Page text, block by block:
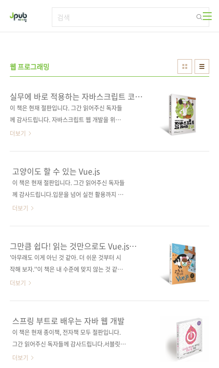
웹 프로그래밍
실무에 바로 적용하는 자바스크립트 코드
레시피 278
이 책은 현재 절판입니다. 그간 읽어주신 독자들
께 감사드립니다. 자바스크립트 웹 개발을 위한
궁극의 레시피집! 도서구매 사이트(가나다순)[교
(가나다순)[교보문고] [구글북스] [리디북스] [알
라딘] [예스이십사] [인터파크] 출판사 제이펍 원
출판사 기술평론사(技術評論社) 원서명
9784297103682) 저자명 이케다 야스노부, 카
노 타케시역자명 이춘혁 출판일 2020년 10월
170*225*29.7제 본 무선(soft cover) 정 가
34,000원 ISBN 979-11-90665-41-4
(93000) 키..
더보기
고양이도 할 수 있는 Vue.js
이 책은 현재 절판입니다. 그간 읽어주신 독자들
께 감사드립니다.입문을 넘어 실전 활용까지 이
어지는 즐거운 Vue.js 학습!배워서 남주고 싶어
디앤루니스] [알라딘] [영풍문고] [예스이십사]
[인터파크] 전자책 구매 사이트(가나다순)[교보
문고] [리디북스] [알라딘] [예스이십사] [인터파
究所)원서명 基礎から学ぶ Vue.js (원서
ISBN: 9784863542457)저자명 mio역자명 윤
리즈 (없음)판 형 크라운판 변형
(170*225*17.5)제 본 무선(soft cover)정 가
24,000원ISB..
더보기
그만큼 쉽다! 읽는 것만으로도 Vue.js
입문 가능!
'아무래도 이게 아닌 것 같아. 더 쉬운 것부터 시
작해 보자.''이 책은 내 수준에 맞지 않는 것 같아.
아예 알파벳 단계부터 시작하는 걸 새로 사볼
발 학습에 자신감이 떨어진 모든 분들께 이 책을
권합니다! 프런트엔드를 둘러싼 기술의 발전으
로 프런트엔드 자체의 역할은 그만큼 늘어나고
이 책에서는 ‘Vue.js는 뭐야?’, ‘프레임워크는 또
더보기
스프링 부트로 배우는 자바 웹 개발
이 책은 현재 종이책, 전자책 모두 절판입니다.
그간 읽어주신 독자들께 감사드립니다.서블릿부
터 Spring Data JPA, Rest API, 액추에이터를
더보기